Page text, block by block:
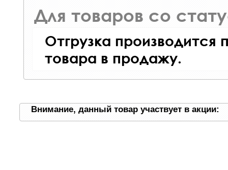
Для товаров со
Отгрузка производится
товара в продажу.
Внимание, данный товар участвует в акции: